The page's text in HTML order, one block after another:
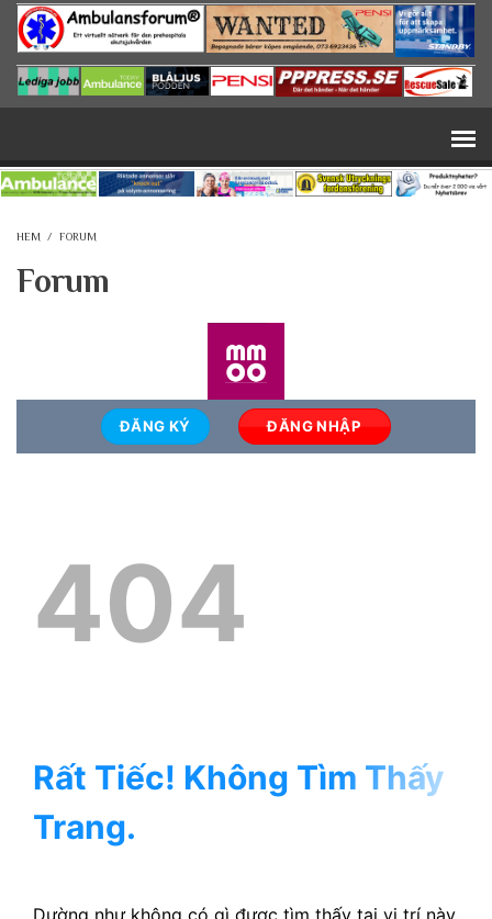
Hoppa till huvudinnehåll
HEM / FORUM
Forum